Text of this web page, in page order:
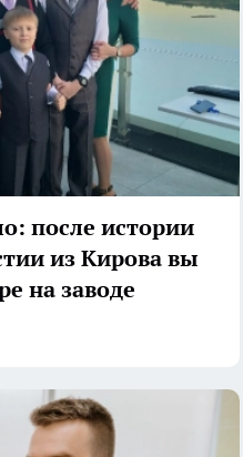
после истории
из Кирова вы
на заводе